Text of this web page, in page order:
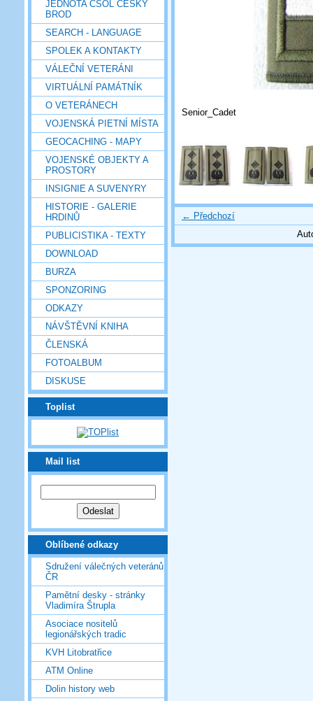
JEDNOTA ČSOL ČESKÝ
BROD
SEARCH - LANGUAGE
SPOLEK A KONTAKTY
VÁLEČNÍ VETERÁNI
VIRTUÁLNÍ PAMÁTNÍK
O VETERÁNECH
VOJENSKÁ PIETNÍ MÍSTA
GEOCACHING - MAPY
VOJENSKÉ OBJEKTY A
PROSTORY
INSIGNIE A SUVENYRY
HISTORIE - GALERIE
HRDINŮ
PUBLICISTIKA - TEXTY
DOWNLOAD
BURZA
SPONZORING
ODKAZY
NÁVŠTĚVNÍ KNIHA
ČLENSKÁ
FOTOALBUM
DISKUSE
Toplist
Mail list
Oblíbené odkazy
Sdružení válečných veteránů
ČR
Pamětní desky - stránky
Vladimíra Štrupla
Asociace nositelů
legionářských tradic
KVH Litobratřice
ATM Online
Dolin history web
Senior_Cadet
← Předchozí